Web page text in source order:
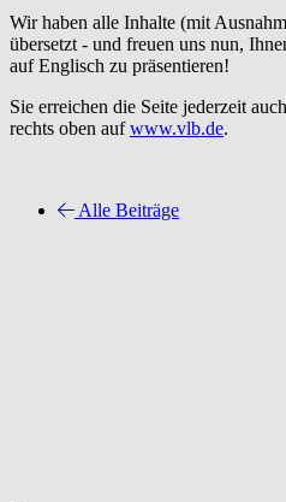
Wir haben alle Inhalte (mit
übersetzt - und freuen uns nun,
auf Englisch zu präsentieren!
Sie erreichen die Seite jederzeit
rechts oben aufwww.vlb.de.
Alle Beiträge